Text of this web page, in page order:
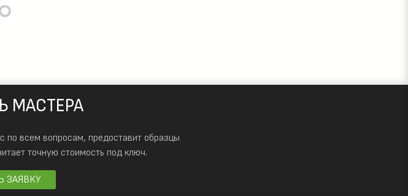
МАСТЕРА
по всем вопросам, предоставит образцы
точную стоимость под ключ.
ЗАЯВКУ